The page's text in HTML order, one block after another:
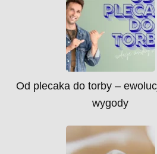
Od plecaka do torby –
wygody